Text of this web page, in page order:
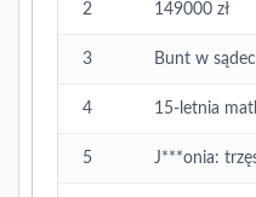
2 149000 zł
3 Bunt w
4 15-letnia
5 J***onia: